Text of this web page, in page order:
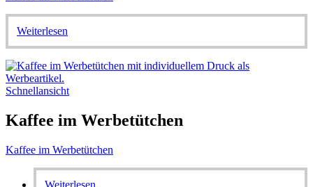
Weiterlesen
Schnellansicht
Kaffee im Werbetütchen
Kaffee im Werbetütchen
Weiterlesen